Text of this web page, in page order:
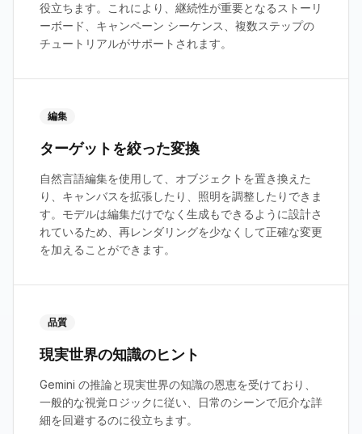
役立ちます。これにより、継続性が重要となるストーリ
ーボード、キャンペーン シーケンス、複数ステップの
チュートリアルがサポートされます。
編集
ターゲットを絞った変換
自然言語編集を使用して、オブジェクトを置き換えた
り、キャンバスを拡張したり、照明を調整したりできま
す。モデルは編集だけでなく生成もできるように設計さ
れているため、再レンダリングを少なくして正確な変更
を加えることができます。
品質
現実世界の知識のヒント
Gemini の推論と現実世界の知識の恩恵を受けており、
一般的な視覚ロジックに従い、日常のシーンで厄介な詳
細を回避するのに役立ちます。